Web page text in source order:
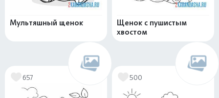
Мультяшный щенок
Щенок с пушистым
хвостом
657 500